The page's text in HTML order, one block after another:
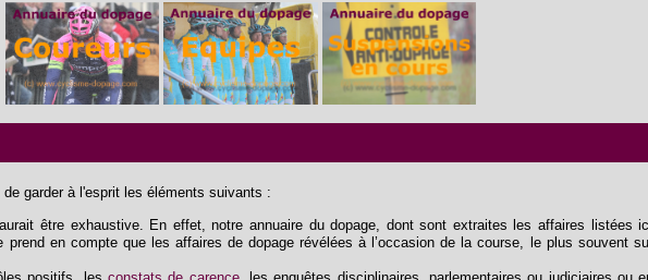
garder à l'esprit les éléments suivants :
être exhaustive. En effet, notre annuaire du dopage, dont sont extraites les affaires listées
en compte que les affaires de dopage révélées à l’occasion de la course, le plus souvent